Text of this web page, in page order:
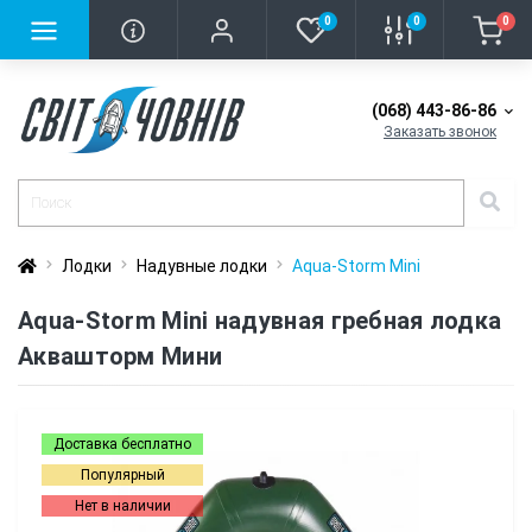
0 0 0
(068) 443-86-86
Заказать звонок
Лодки Надувные лодки Aqua-Storm Mini
Aqua-Storm Mini надувная гребная лодка
Аквашторм Мини
Доставка бесплатно
Популярный
Нет в наличии